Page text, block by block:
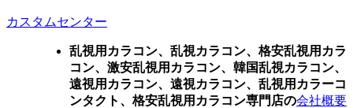
カスタムセンター
乱視用カラコン、乱視カラコン、格安乱視用カラ
コン、激安乱視用カラコン、韓国乱視カラコン、
遠視用カラコン、遠視カラコン、乱視用カラーコ
ンタクト、格安乱視用カラコン専門店の会社概要